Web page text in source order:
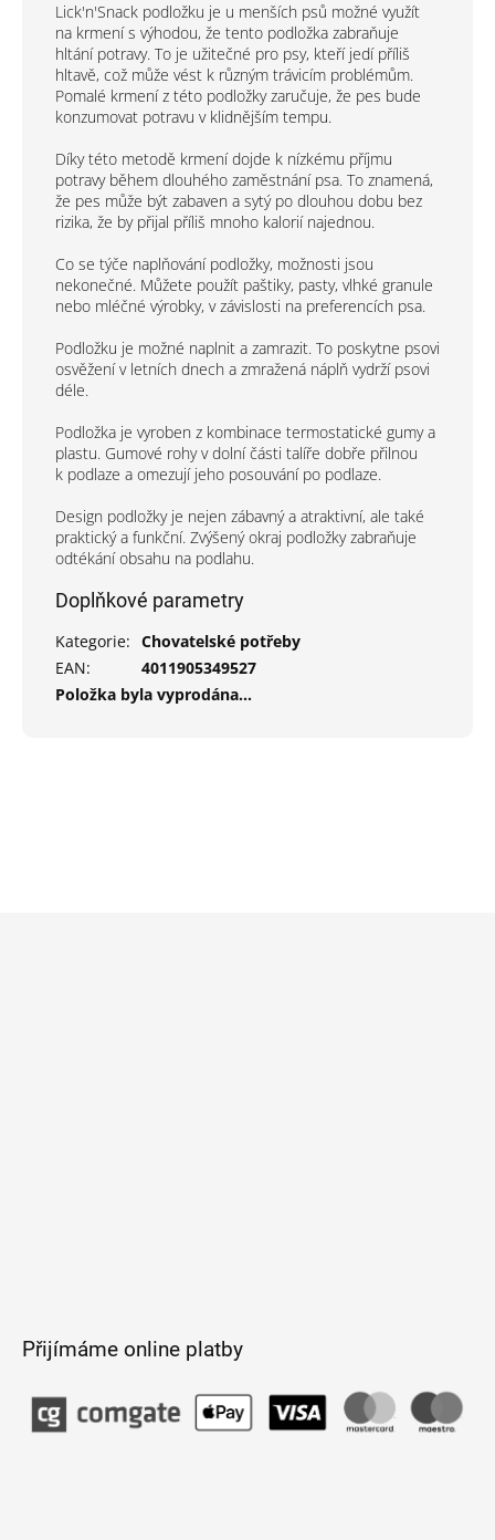
Lick'n'Snack podložku je u menších psů možné využít
na krmení s výhodou, že tento podložka zabraňuje
hltání potravy. To je užitečné pro psy, kteří jedí příliš
hltavě, což může vést k různým trávicím problémům.
Pomalé krmení z této podložky zaručuje, že pes bude
konzumovat potravu v klidnějším tempu.
Díky této metodě krmení dojde k nízkému příjmu
potravy během dlouhého zaměstnání psa. To znamená,
že pes může být zabaven a sytý po dlouhou dobu bez
rizika, že by přijal příliš mnoho kalorií najednou.
Co se týče naplňování podložky, možnosti jsou
nekonečné. Můžete použít paštiky, pasty, vlhké granule
nebo mléčné výrobky, v závislosti na preferencích psa.
Podložku je možné naplnit a zamrazit. To poskytne psovi
osvěžení v letních dnech a zmražená náplň vydrží psovi
déle.
Podložka je vyroben z kombinace termostatické gumy a
plastu. Gumové rohy v dolní části talíře dobře přilnou
k podlaze a omezují jeho posouvání po podlaze.
Design podložky je nejen zábavný a atraktivní, ale také
praktický a funkční. Zvýšený okraj podložky zabraňuje
odtékání obsahu na podlahu.
Doplňkové parametry
Kategorie: Chovatelské potřeby
EAN:
4011905349527
Položka byla vyprodána…
Přijímáme online platby